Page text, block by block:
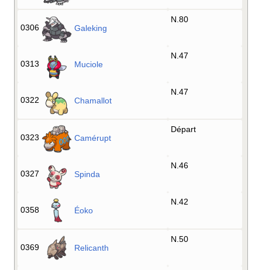
0306 Galeking
N.80
0313 Muciole
N.47
0322 Chamallot
N.47
0323 Camérupt
Départ
0327 Spinda
N.46
0358 Éoko
N.42
0369 Relicanth
N.50